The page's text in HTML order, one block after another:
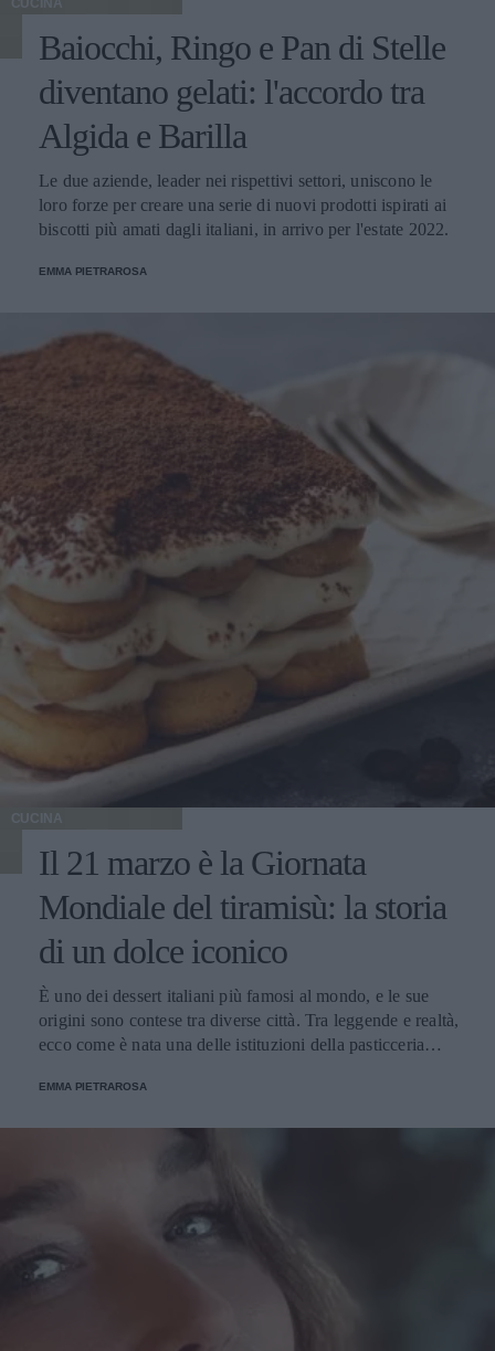
CUCINA
Baiocchi, Ringo e Pan di Stelle
diventano gelati: l'accordo tra
Algida e Barilla
Le due aziende, leader nei rispettivi settori, uniscono le
loro forze per creare una serie di nuovi prodotti ispirati ai
biscotti più amati dagli italiani, in arrivo per l'estate 2022.
EMMA PIETRAROSA
CUCINA
Il 21 marzo è la Giornata
Mondiale del tiramisù: la storia
di un dolce iconico
È uno dei dessert italiani più famosi al mondo, e le sue
origini sono contese tra diverse città. Tra leggende e realtà,
ecco come è nata una delle istituzioni della pasticceria
EMMA PIETRAROSA